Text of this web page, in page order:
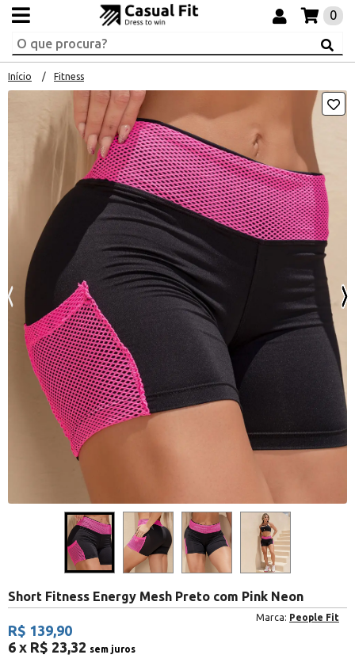
0
Início Fitness
Short Fitness Energy Mesh Preto com Pink Neon
Marca: People Fit
R$ 139,90
6 x R$ 23,32 sem juros